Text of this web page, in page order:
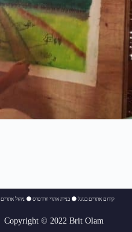
קידום אתרים בגוגל ⚫בניית אתרי וורדפרס ⚫ניהול אתרים
Copyright © 2022 Brit Olam